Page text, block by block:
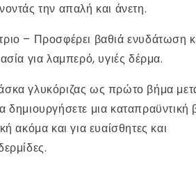
την απαλή και άνετη.
– Προσφέρει βαθιά ενυδάτωση
για λαμπερό, υγιές δέρμα.
γλυκόριζας ως πρώτο βήμα
δημιουργήσετε μια καταπραϋντική
ακόμα και για ευαίσθητες και